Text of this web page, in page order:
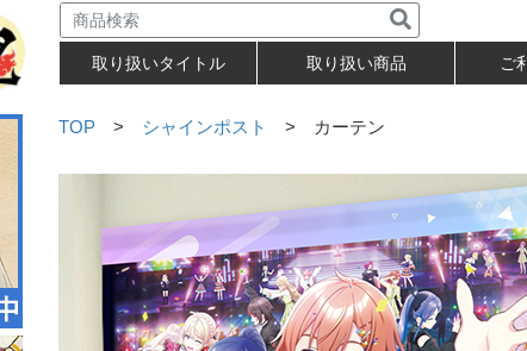
取り扱いタイトル 取り扱い商品 ご
TOP > シャインポスト > カーテン